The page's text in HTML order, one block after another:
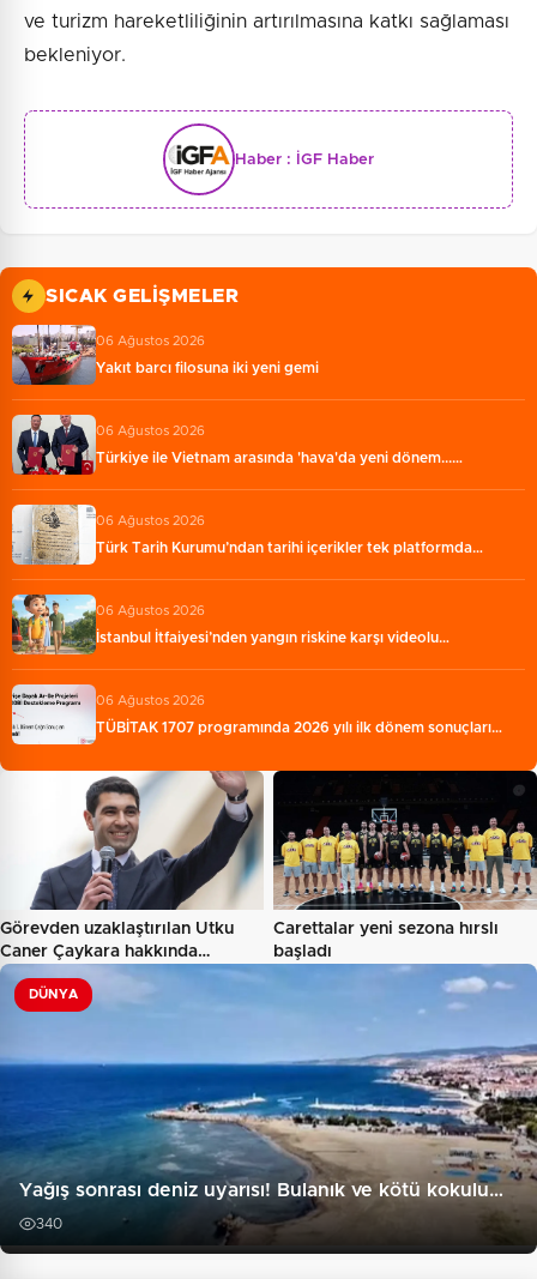
ve turizm hareketliliğinin artırılmasına katkı sağlaması
bekleniyor.
Haber : İGF Haber
SICAK GELIŞMELER
06 Ağustos 2026
Yakıt barcı filosuna iki yeni gemi
06 Ağustos 2026
Türkiye ile Vietnam arasında 'hava'da yeni dönem...…
06 Ağustos 2026
Türk Tarih Kurumu’ndan tarihi içerikler tek platformda…
06 Ağustos 2026
İstanbul İtfaiyesi’nden yangın riskine karşı videolu…
06 Ağustos 2026
TÜBİTAK 1707 programında 2026 yılı ilk dönem sonuçları…
Görevden uzaklaştırılan Utku
Caner Çaykara hakkında…
Carettalar yeni sezona hırslı
başladı
DÜNYA
Yağış sonrası deniz uyarısı! Bulanık ve kötü kokulu…
340